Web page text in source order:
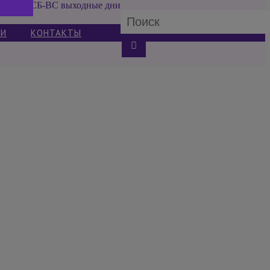
СБ-ВС выходные дни
КОНТАКТЫ